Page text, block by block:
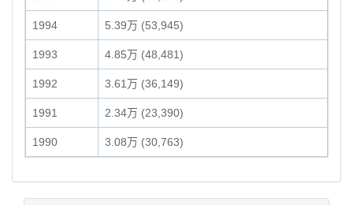
1994 5.39万 (53,945)
1993 4.85万 (48,481)
1992 3.61万 (36,149)
1991 2.34万 (23,390)
1990 3.08万 (30,763)